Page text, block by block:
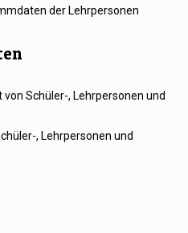
der Lehrpersonen
von Schüler-, Lehrpersonen und
, Lehrpersonen und